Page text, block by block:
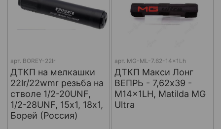
арт. BOREY-22lr
ДТКП на мелкашки
22lr/22wmr резьба на
стволе 1/2-20UNF,
1/2-28UNF, 15х1, 18х1,
Борей (Россия)
арт. MG-ML-7.62-14x1Lh
ДТКП Макси Лонг
ВЕПРЬ - 7,62x39 -
M14x1LH, Matilda MG
Ultra